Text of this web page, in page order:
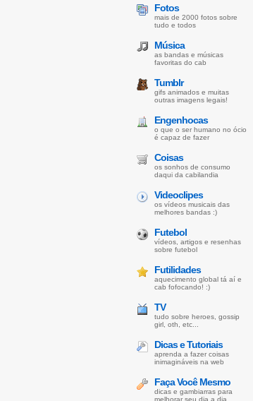
Fotos
mais de 2000 fotos sobre
tudo e todos
Música
as bandas e músicas
favoritas do cab
Tumblr
gifs animados e muitas
outras imagens legais!
Engenhocas
o que o ser humano no ócio
é capaz de fazer
Coisas
os sonhos de consumo
daqui da cabilandia
Videoclipes
os vídeos musicais das
melhores bandas :)
Futebol
vídeos, artigos e resenhas
sobre futebol
Futilidades
aquecimento global tá aí e
cab fofocando! :)
TV
tudo sobre heroes, gossip
girl, oth, etc...
Dicas e Tutoriais
aprenda a fazer coisas
inimagináveis na web
Faça Você Mesmo
dicas e gambiarras para
melhorar seu dia a dia